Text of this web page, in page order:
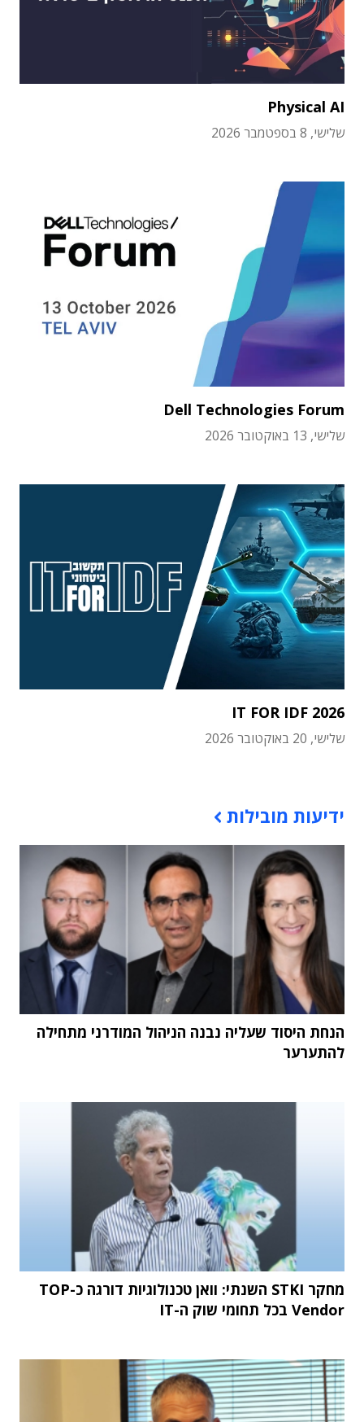
Physical AI
שלישי, 8 בספטמבר 2026
Dell Technologies Forum
שלישי, 13 באוקטובר 2026
IT FOR IDF 2026
שלישי, 20 באוקטובר 2026
ידיעות מובילות
הנחת היסוד שעליה נבנה הניהול המודרני מתחילה
להתערער
מחקר STKI השנתי: וואן טכנולוגיות דורגה כ-TOP
Vendor בכל תחומי שוק ה-IT